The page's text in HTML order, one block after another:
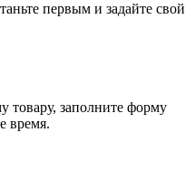
первым и задайте свой
товару, заполните форму
время.